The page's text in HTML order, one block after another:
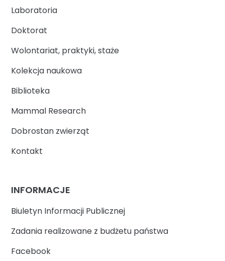
Laboratoria
Doktorat
Wolontariat, praktyki, staże
Kolekcja naukowa
Biblioteka
Mammal Research
Dobrostan zwierząt
Kontakt
INFORMACJE
Biuletyn Informacji Publicznej
Zadania realizowane z budżetu państwa
Facebook